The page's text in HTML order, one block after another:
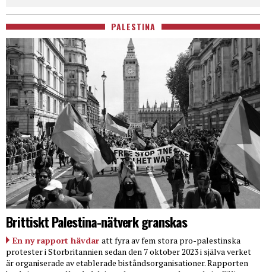
PALESTINA
Brittiskt Palestina-nätverk granskas
En ny rapport hävdar att fyra av fem stora pro-palestinska
protester i Storbritannien sedan den 7 oktober 2023 i själva verket
är organiserade av etablerade biståndsorganisationer. Rapporten